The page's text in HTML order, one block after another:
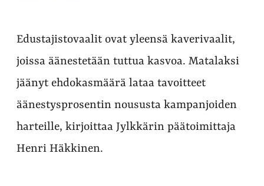
Edustajistovaalit ovat yleensä kaverivaalit,
joissa äänestetään tuttua kasvoa. Matalaksi
jäänyt ehdokasmäärä lataa tavoitteet
äänestysprosentin noususta kampanjoiden
harteille, kirjoittaa Jylkkärin päätoimittaja
Henri Häkkinen.